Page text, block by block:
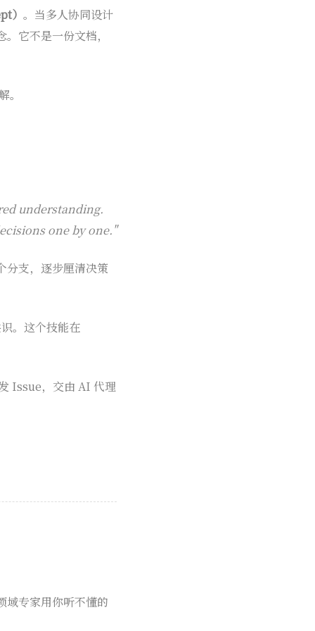
） 。当多人协同设计
它不是一份文档，
understanding.
one by one."
分支，逐步厘清决策
。这个技能在
Issue，交由 AI 代理
域专家用你听不懂的